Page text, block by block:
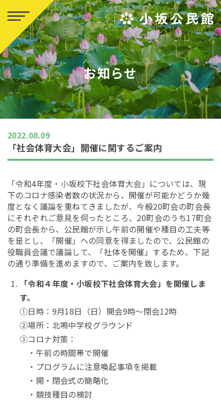
お知らせ
2022.08.09
「社会体育大会」開催に関するご案内
「令和4年度・小坂校下社会体育大会」については、現
下のコロナ感染者数の状況から、開催が可能かどうか幾
度となく議論を重ねてきましたが、今般20町会の町会長
にそれぞれご意見を伺ったところ、20町会のうち17町会
の町会長から、公民館が示し午前の開催や種目の工夫等
を是とし、「開催」への同意を得ましたので、公民館の
役職員会議で議論して、「社体を開催」するため、下記
の通り準備を進めますので、ご案内を致します。
「令和４年度・小坂校下社会体育大会」を開催しま
す。
①日時：9月18日（日）開会9時～閉会12時
②場所：北鳴中学校グラウンド
③コロナ対策：
・午前の時間帯で開催
・プログラムに注意喚起事項を掲載
・開・閉会式の簡略化
・競技種目の検討